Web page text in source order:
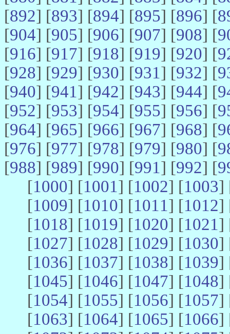
[892] [893] [894] [895] [896] [
[904] [905] [906] [907] [908] [
[916] [917] [918] [919] [920] [
[928] [929] [930] [931] [932] [
[940] [941] [942] [943] [944] [
[952] [953] [954] [955] [956] [
[964] [965] [966] [967] [968] [
[976] [977] [978] [979] [980] [
[988] [989] [990] [991] [992] [
[1000] [1001] [1002] [1003]
[1009] [1010] [1011] [1012]
[1018] [1019] [1020] [1021]
[1027] [1028] [1029] [1030]
[1036] [1037] [1038] [1039]
[1045] [1046] [1047] [1048]
[1054] [1055] [1056] [1057]
[1063] [1064] [1065] [1066]